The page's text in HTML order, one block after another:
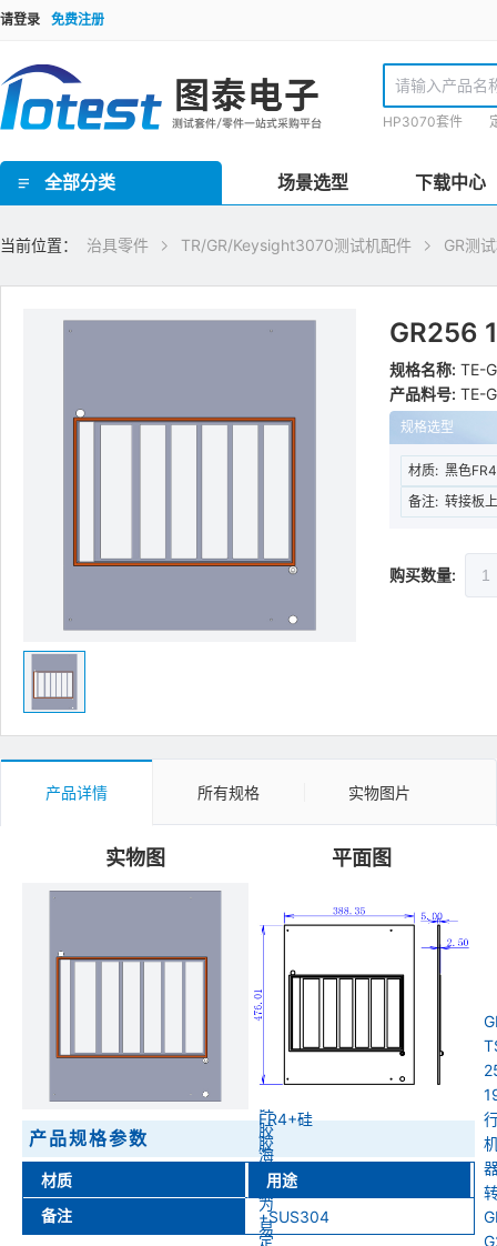
请登录 免费注册
HP3070套件
全部分类 场景选型 下载中心
当前位置： 治具零件 TR/GR/Keysight3070测试机配件 GR测
GR256
规格名称: TE-
产品料号: TE-
规格选型
材质: 黑色
备注: 转接板
购买数量:
产品详情 所有规格 实物图片
实物图 平面图
产品规格参数
材质
黑
FR4+硅
胶
海
绵
+SUS304
定
用途
备注
转
上
硅
胶
海
绵
为
易